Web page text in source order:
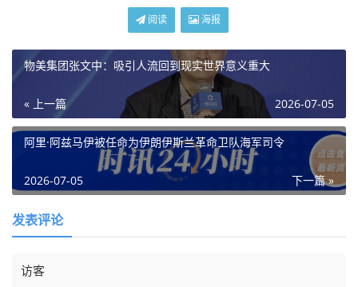
阅读 海报
物美集团张文中：吸引人流回到现实世界意义重大
« 上一篇 2026-07-05
阿里·阿兹马伊被任命为伊朗伊斯兰革命卫队海军司令
下一篇 »
2026-07-05
发表评论